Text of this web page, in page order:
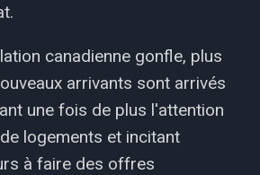
canadienne gonfle, plus
arrivants sont arrivés
une fois de plus l'attention
logements et incitant
à faire des offres